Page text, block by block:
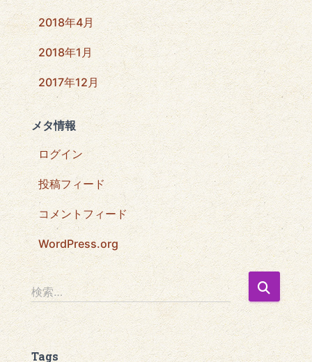
2018年4月
2018年1月
2017年12月
メタ情報
ログイン
投稿フィード
コメントフィード
WordPress.org
検
索
検索…
Tags